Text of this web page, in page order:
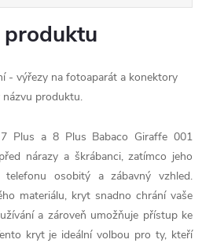
- výřezy na fotoaparát a konektory
produktu.
Plus a 8 Plus Babaco Giraffe 001
nárazy a škrábanci, zatímco jeho
osobitý a zábavný vzhled.
materiálu, kryt snadno chrání vaše
a zároveň umožňuje přístup ke
kryt je ideální volbou pro ty, kteří